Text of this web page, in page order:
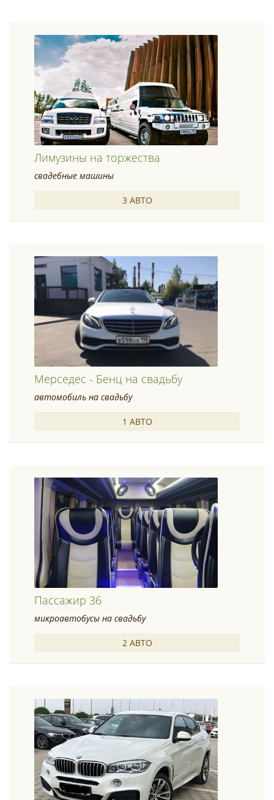
Лимузины на торжества
свадебные машины
3 АВТО
Мерседес - Бенц на свадьбу
автомобиль на свадьбу
1 АВТО
Пассажир 36
микроавтобусы на свадьбу
2 АВТО